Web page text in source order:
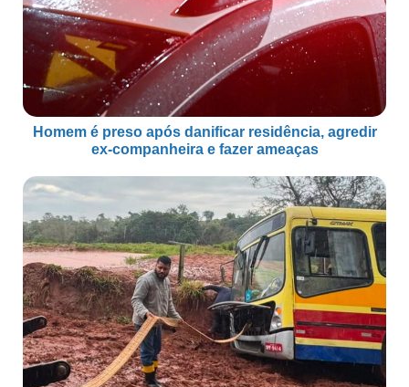
Homem é preso após danificar residência, agredir
ex-companheira e fazer ameaças